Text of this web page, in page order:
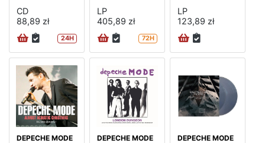
CD
88,89 zł
24H
LP
405,89 zł
72H
LP
123,89 zł
DEPECHE MODE
DEPECHE MODE
DEPECHE MODE